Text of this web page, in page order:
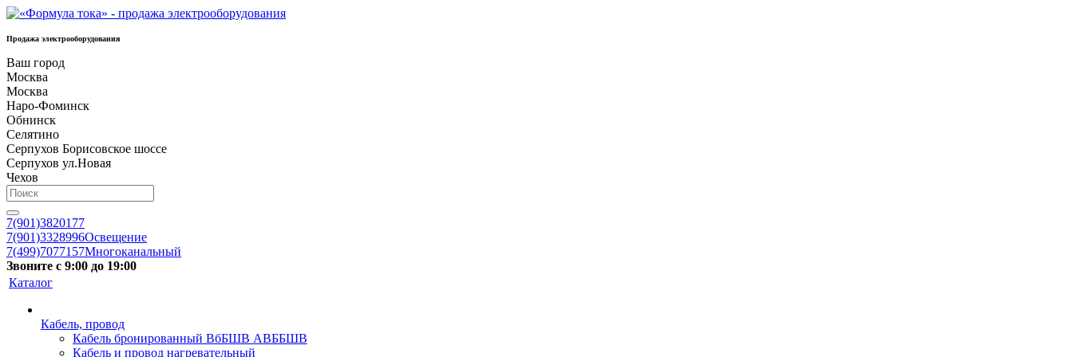
Продажа электрооборудования
Ваш город
Москва
Москва
Наро-Фоминск
Обнинск
Селятино
Серпухов Борисовское шоссе
Серпухов ул.Новая
Чехов
7(901)3820177
7(901)3328996Освещение
7(499)7077157Многоканальный
Звоните с 9:00 до 19:00
Каталог
Кабель, провод
Кабель бронированный ВбБШВ АВББШВ
Кабель и провод нагревательный